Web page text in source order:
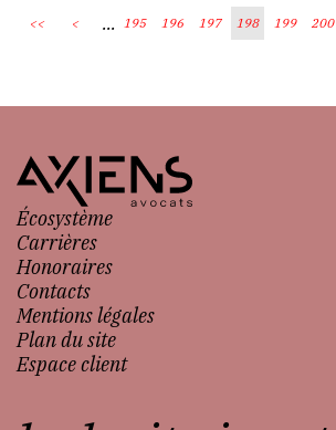
<< < ... 195 196 197 198 199 200
Écosystème
Carrières
Honoraires
Contacts
Mentions légales
Plan du site
Espace client